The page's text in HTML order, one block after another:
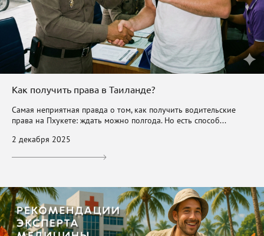
Как получить права в Таиланде?
Самая неприятная правда о том, как получить водительские
права на Пхукете: ждать можно полгода. Но есть способ...
2 декабря 2025